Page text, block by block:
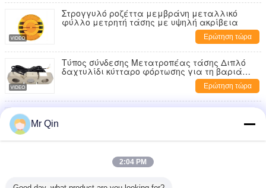
Στρογγυλό ροζέττα μεμβράνη μεταλλικό
φύλλο μετρητή τάσης με υψηλή ακρίβεια
Ερώτηση τώρα
Τύπος σύνδεσης Μετατροπέας τάσης Διπλό
δαχτυλίδι κύτταρο φόρτωσης για τη βαριά
Ερώτηση τώρα
Max Capacity 20.000kg Portable Axle Scale Portable
Weighing for Various Applications
Mr Qin
2:04 PM